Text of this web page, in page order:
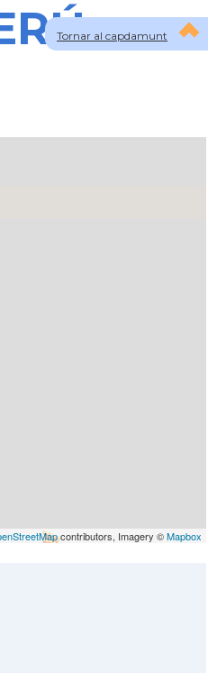
Tornar al capdamunt
contributors, Imagery ©Mapbox